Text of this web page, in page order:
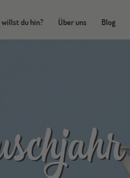
willst du hin? Über uns Blog